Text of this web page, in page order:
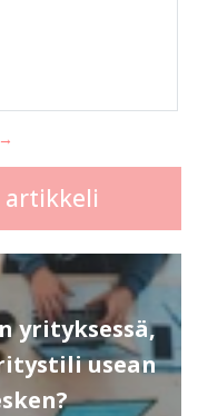
artikkeli
yrityksessä,
usean